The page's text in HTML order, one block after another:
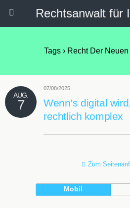
Tags › Recht Der
AUG.
7
07/08/2025
Wenn’s digital
rechtlich komplex
Zum
Mobil